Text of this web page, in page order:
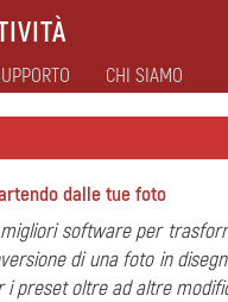
CHI SIAMO
dalle tue foto
migliori software per
di una foto in
i preset oltre ad altre